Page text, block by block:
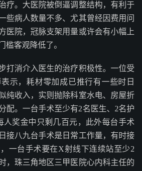
疗。大医院被倒逼调整结构，有利于
些病人数量不多、尤其曾经因费用问
医院，冠脉支架用量或许会有小幅上
槛客观降低了。
打消介入医生的治疗积极性。一位受
示，耗材零加成已推行有一些时日
纯收入，实则抛除科室水电、房屋折
配。一台手术至少有2名医生、2名护
人奖金中只剩几百元，此外每台手术
接八九台手术是日常工作量，有时接
一台手术要在X射线下连续站至少2
，珠三角地区三甲医院心内科主任的